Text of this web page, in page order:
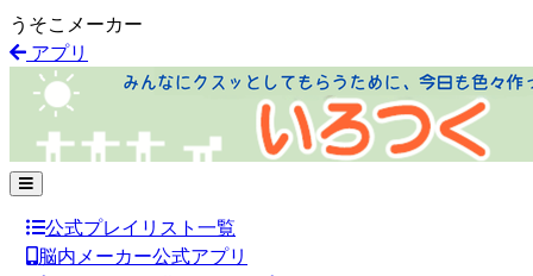
うそこメーカー
アプリ
公式プレイリスト一覧
脳内メーカー公式アプリ